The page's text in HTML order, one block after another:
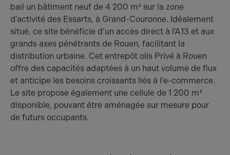
bail un bâtiment neuf de 4 200 m² sur la zone
d’activité des Essarts, à Grand-Couronne. Idéalement
situé, ce site bénéficie d’un accès direct à l’A13 et aux
grands axes pénétrants de Rouen, facilitant la
distribution urbaine. Cet entrepôt olis Privé à Rouen
offre des capacités adaptées à un haut volume de flux
et anticipe les besoins croissants liés à l’e-commerce.
Le site propose également une cellule de 1 200 m²
disponible, pouvant être aménagée sur mesure pour
de futurs occupants.